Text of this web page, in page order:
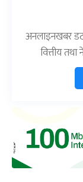
अनलाइनखबर
वित्तीय तथा